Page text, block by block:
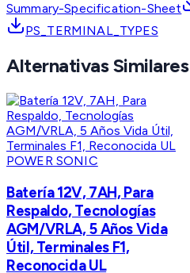
Summary-Specification-Sheet
PS_TERMINAL_TYPES
Alternativas Similares
POWER SONIC
Batería 12V, 7AH, Para
Respaldo, Tecnologías
AGM/VRLA, 5 Años Vida
Útil, Terminales F1,
Reconocida UL